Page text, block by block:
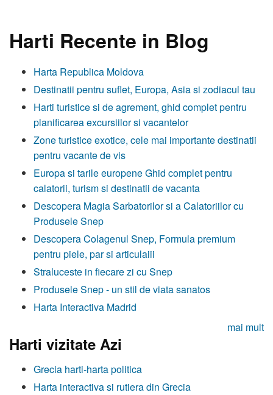
Harti Recente in Blog
Harta Republica Moldova
Destinatii pentru suflet, Europa, Asia si zodiacul tau
Harti turistice si de agrement, ghid complet pentru
planificarea excursiilor si vacantelor
Zone turistice exotice, cele mai importante destinatii
pentru vacante de vis
Europa si tarile europene Ghid complet pentru
calatorii, turism si destinatii de vacanta
Descopera Magia Sarbatorilor si a Calatoriilor cu
Produsele Snep
Descopera Colagenul Snep, Formula premium
pentru piele, par si articulaiii
Straluceste in fiecare zi cu Snep
Produsele Snep - un stil de viata sanatos
Harta Interactiva Madrid
mai mult
Harti vizitate Azi
Grecia harti-harta politica
Harta interactiva si rutiera din Grecia